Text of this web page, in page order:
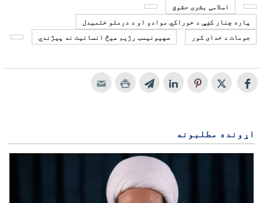
اسلامی بشری حقوق
پاره چنار کښې د خوراکي موادو او د درملو ختمیدل
جومات د خدای کور
صهیونیسټ رژيم هیڅ انسانیت نه پيژندي
اړونده مطلبونه